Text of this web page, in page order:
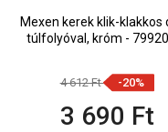
Mexen kerek klik-klakkos
túlfolyóval, króm -
4 612 Ft -20%
3 690 Ft